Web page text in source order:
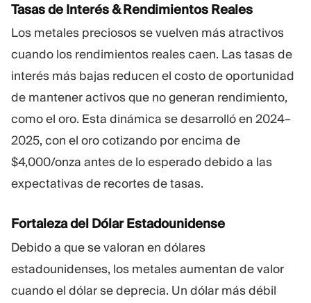
Tasas de Interés & Rendimientos Reales
Los metales preciosos se vuelven más atractivos
cuando los rendimientos reales caen. Las tasas de
interés más bajas reducen el costo de oportunidad
de mantener activos que no generan rendimiento,
como el oro. Esta dinámica se desarrolló en 2024–
2025, con el oro cotizando por encima de
$4,000/onza antes de lo esperado debido a las
expectativas de recortes de tasas.
Fortaleza del Dólar Estadounidense
Debido a que se valoran en dólares
estadounidenses, los metales aumentan de valor
cuando el dólar se deprecia. Un dólar más débil